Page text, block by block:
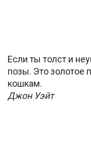
Если ты толст и
позы. Это золотое
кошкам.
Джон Уэйт